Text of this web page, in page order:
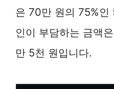
은 70만 원의 75%인
인이 부담하는 금액
만 5천 원입니다.